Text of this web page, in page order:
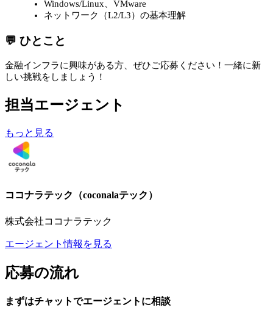
Windows/Linux、VMware
ネットワーク（L2/L3）の基本理解
💬 ひとこと
金融インフラに興味がある方、ぜひご応募ください！一緒に新
しい挑戦をしましょう！
担当エージェント
もっと見る
ココナラテック（coconalaテック）
株式会社ココナラテック
エージェント情報を見る
応募の流れ
まずはチャットでエージェント に相談